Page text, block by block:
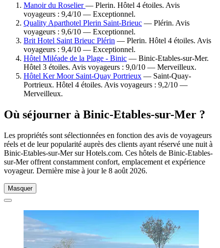
Manoir du Roselier— Plerin. Hôtel 4 étoiles. Avis
voyageurs : 9,4/10 — Exceptionnel.
Quality Aparthotel Plerin Saint-Brieuc — Plérin. Avis
voyageurs : 9,6/10 — Exceptionnel.
Brit Hotel Saint Brieuc Plérin — Plerin. Hôtel 4 étoiles. Avis
voyageurs : 9,4/10 — Exceptionnel.
Hôtel Miléade de la Plage - Binic — Binic-Etables-sur-Mer.
Hôtel 3 étoiles. Avis voyageurs : 9,0/10 — Merveilleux.
Hôtel Ker Moor Saint-Quay Portrieux — Saint-Quay-
Portrieux. Hôtel 4 étoiles. Avis voyageurs : 9,2/10 —
Merveilleux.
Où séjourner à Binic-Etables-sur-Mer ?
Les propriétés sont sélectionnées en fonction des avis de voyageurs
réels et de leur popularité auprès des clients ayant réservé une nuit à
Binic-Etables-sur-Mer sur Hotels.com. Ces hôtels de Binic-Etables-
sur-Mer offrent constamment confort, emplacement et expérience
voyageur. Dernière mise à jour le 8 août 2026.
Masquer